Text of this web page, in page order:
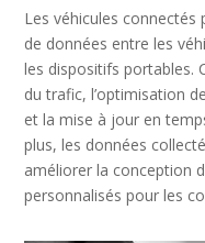
Les véhicules connectés
de données entre les
les dispositifs portables.
du trafic, l’optimisation
et la mise à jour en
plus, les données
améliorer la conception
personnalisés pour les